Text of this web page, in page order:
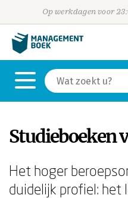
Op werkdagen voor
Studieboeken
Het hoger
duidelijk profiel: